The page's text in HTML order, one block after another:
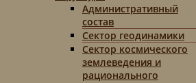
Административный
состав
Сектор геодинамики
Сектор космического
землеведения и
рационального